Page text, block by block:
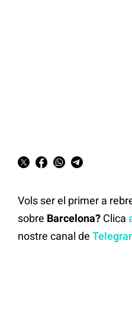
Vols ser el primer a
sobre Barcelona? Clica
nostre canal de